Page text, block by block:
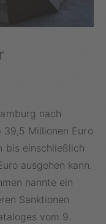
nach
39,5 Millionen Euro
bis einschließlich
ausgehen kann.
nannte ein
Sanktionen
vom 9.